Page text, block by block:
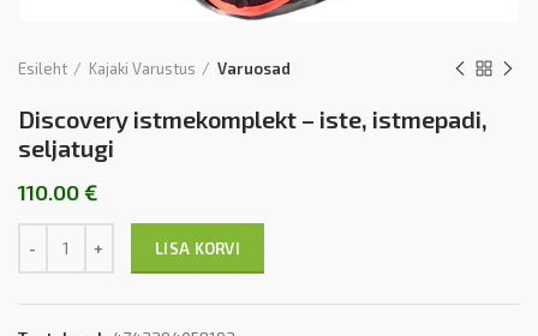
Esileht Kajaki Varustus Varuosad
Discovery istmekomplekt – iste, istmepadi,
seljatugi
110.00€
LISA KORVI